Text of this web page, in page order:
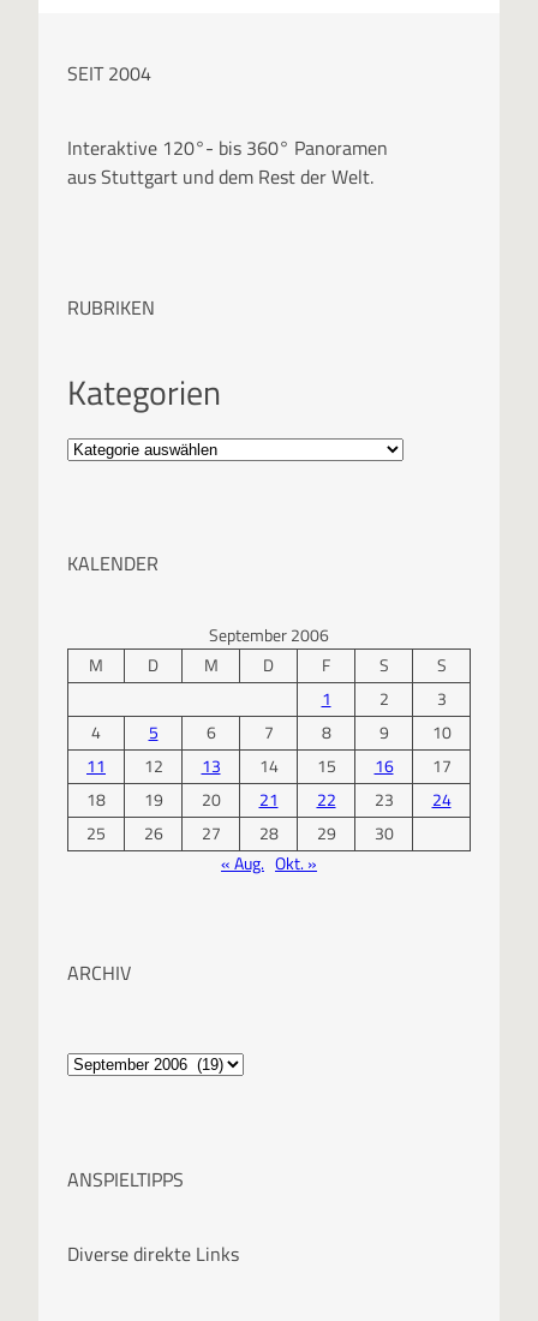
SEIT 2004
Interaktive 120°- bis 360° Panoramen
aus Stuttgart und dem Rest der Welt.
RUBRIKEN
Kategorien
KALENDER
September 2006
M
D M D F S
S
1
2
3
4
5 6 7 8 9
10
11
12 13 14 15 16
17
18
19 20 21 22 23
24
25
26 27 28 29
30
« Aug. Okt. »
ARCHIV
A
i
ANSPIELTIPPS
Diverse direkte Links